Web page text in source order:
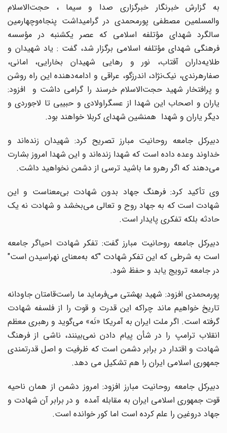
به گزارش خبرنگار خبرگزاری صدا و سیما ، حجت‌الاسلام
والمسلمین مصطفی پورمحمدی در گرامیداشت پنجاه‌وچهارمین
سالگرد شهدای مؤتلفه اسلامی که عصر یکشنبه در مؤسسه
فرهنگی شهدای مؤتلفه اسلامی برگزار شد، گفت : یاد شهیدان و
طلایه‌داران آفتاب، نور و رهایی شهیدان بخارایی، امانی،
صفارهرندی، نیک‌نژاد، اندرزگو، عراقی و ادامه‌دهنده این راه روشن
و پرافتخار شهید حجت‌الاسلام خرسند را گرامی داشت و افزود:
یاران و اصحاب این شهدا از عسگراولادی و حبیبی تا لاجوردی و
دیگر یاران و شهدا همنشین شهدای کربلا خواهند بود.
دبیرکل جامعه روحانیت مبارز تصریح کرد: شهیدان زنده‌اند و
خداوند وعده داده است که شهدا زنده‌اند و این شهدا امروز بشارت
می‌دهند که اگر رهرو ما باشید ترسی از دشمن نخواهید داشت.
وی تأکید کرد: فرهنگ جهاد بدون شهادت بی‌معناست و این
شهادت است که به جهاد روح و تعالی می‌بخشد و شهادت نه یک
حادثه بلکه تفکری پایدار است.
دبیرکل جامعه روحانیت مبارز گفت: تفکر شهادت احیاگر جامعه
است به شرطی که این تفکر شهادت "که به‌معنای نهراسیدن است"
در جامعه ترویج یابد و حفظ شود.
پورمحمدی افزود: شهید بهشتی می‌فرماید ما راست‌قامتان جاودانه
تاریخ خواهیم ماند چراکه این قدرت و قوت را از فلسفه شهادت
گرفته است. اگر ملت ایران به آمریکا «نَه» می‌گوید و رهبری معظم
انقلاب ترامپ را در شأن پیام دادن نمی‌بینند، ناشی از فرهنگ
شهادت و اقتدار در برابر دشمن است که ظرفیت و اصل قدرتمندی
جمهوری اسلامی ایران را هم تشکیل می دهد.
دبیرکل جامعه روحانیت مبارز افزود: امروز دشمن از همان ناحیه
قوت جمهوری اسلامی ایران به مقابله آمده و در برابر آن شهادت و
جهاد دروغین را علم کرده است اما کور خوانده است.